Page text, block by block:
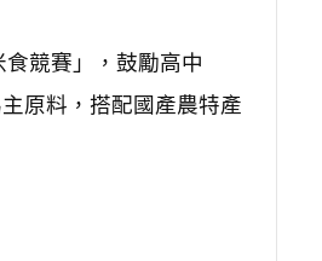
競賽」，鼓勵高中
原料，搭配國產農特產